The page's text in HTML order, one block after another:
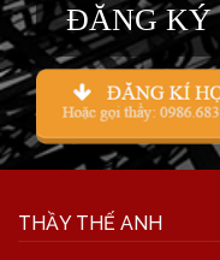
ĐĂNG KÝ
THẦY THẾ ANH